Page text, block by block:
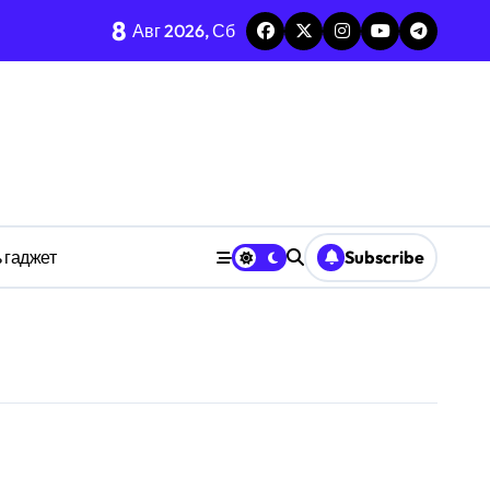
дедлайнов
8 Авг 2026, Сб
Subscribe